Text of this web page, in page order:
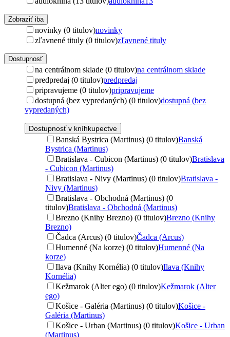
Zobraziť iba
novinky (0 titulov)novinky
zľavnené tituly (0 titulov)zľavnené tituly
Dostupnosť
na centrálnom sklade (0 titulov)na centrálnom sklade
predpredaj (0 titulov)predpredaj
pripravujeme (0 titulov)pripravujeme
dostupná (bez vypredaných) (0 titulov)dostupná (bez
vypredaných)
Dostupnosť v kníhkupectve
Banská Bystrica (Martinus) (0 titulov)Banská
Bystrica (Martinus)
Bratislava - Cubicon (Martinus) (0 titulov)Bratislava
- Cubicon (Martinus)
Bratislava - Nivy (Martinus) (0 titulov)Bratislava -
Nivy (Martinus)
Bratislava - Obchodná (Martinus) (0
titulov)Bratislava - Obchodná (Martinus)
Brezno (Knihy Brezno) (0 titulov)Brezno (Knihy
Brezno)
Čadca (Arcus) (0 titulov)Čadca (Arcus)
Humenné (Na korze) (0 titulov)Humenné (Na
korze)
Ilava (Knihy Kornélia) (0 titulov)Ilava (Knihy
Kornélia)
Kežmarok (Alter ego) (0 titulov)Kežmarok (Alter
ego)
Košice - Galéria (Martinus) (0 titulov)Košice -
Galéria (Martinus)
Košice - Urban (Martinus) (0 titulov)Košice - Urban
(Martinus)